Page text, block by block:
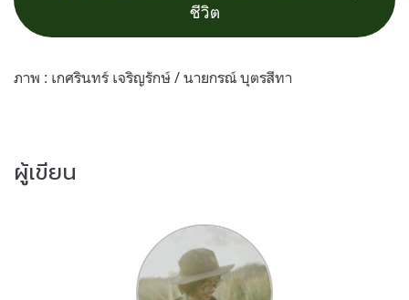
ชีวิต
ภาพ : เกศรินทร์ เจริญรักษ์ / นายกรณ์ บุตรสีทา
ผู้เขียน